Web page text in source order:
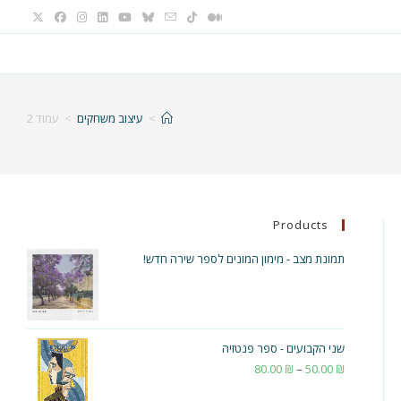
> עיצוב משחקים > עמוד 2
Products
תמונת מצב - מימון המונים לספר שירה חדש!
שני הקבועים - ספר פנטזיה
50.00 ₪
–
80.00 ₪
טווח